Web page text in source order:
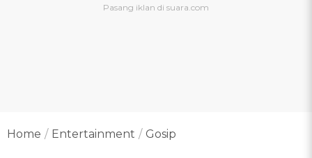
Home Entertainment Gosip